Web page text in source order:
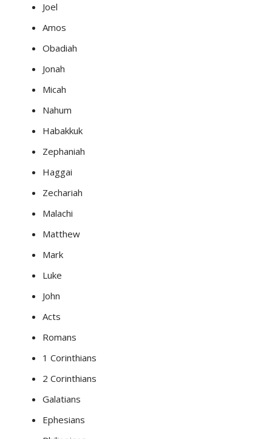
Joel
Amos
Obadiah
Jonah
Micah
Nahum
Habakkuk
Zephaniah
Haggai
Zechariah
Malachi
Matthew
Mark
Luke
John
Acts
Romans
1 Corinthians
2 Corinthians
Galatians
Ephesians